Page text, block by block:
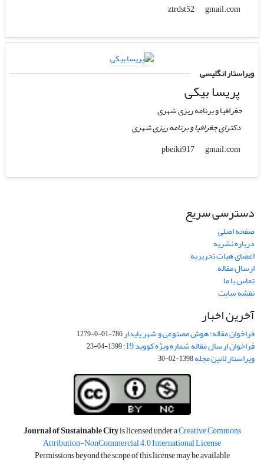
ztrdst52
gmail.com
ویراستار انگلیسی
پریسا بیکی
جغرافیا و برنامه ریزی شهری
دکترای جغرافیا و برنامه ریزی شهری
pbeiki917
gmail.com
دسترسی سریع
صفحه اصلی
درباره نشریه
اعضای هیات تحریریه
ارسال مقاله
تماس با ما
نقشه سایت
آخرین اخبار
فراخوان مقاله: هوش مصنوعی و شهر پایدار786-01-0-1279
فراخوان ارسال مقاله شماره ویژه کووید 19: 1399-04-23
ویراستار لاتین مجله1398-02-30
Journal of Sustainable Cityis licensed under aCreative Commons
Attribution-NonCommercial 4.0 International License
Permissions beyond the scope of this license may be available